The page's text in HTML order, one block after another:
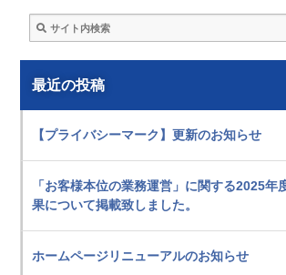
最近の投稿
【プライバシーマーク】更新のお知らせ
「お客様本位の業務運営」に関する2025年
果について掲載致しました。
ホームページリニューアルのお知らせ